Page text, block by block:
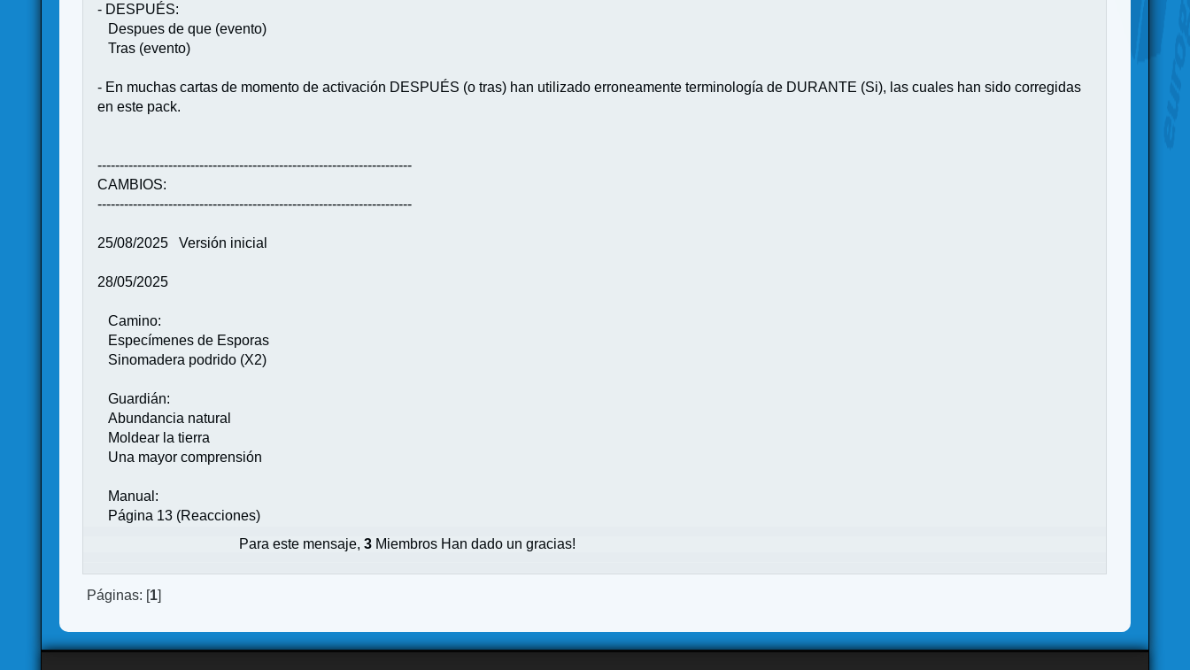
- DESPUÉS:
Despues de que (evento)
Tras (evento)
- En muchas cartas de momento de activación DESPUÉS (o tras) han utilizado erroneamente terminología de DURANTE (Si), las cuales han sido corregidas
en este pack.
-----------------------------------------------------------------------
CAMBIOS:
-----------------------------------------------------------------------
25/08/2025 Versión inicial
28/05/2025
Camino:
Especímenes de Esporas
Sinomadera podrido (X2)
Guardián:
Abundancia natural
Moldear la tierra
Una mayor comprensión
Manual:
Página 13 (Reacciones)
Para este mensaje,3 Miembros Han dado un gracias!
Páginas: [1]